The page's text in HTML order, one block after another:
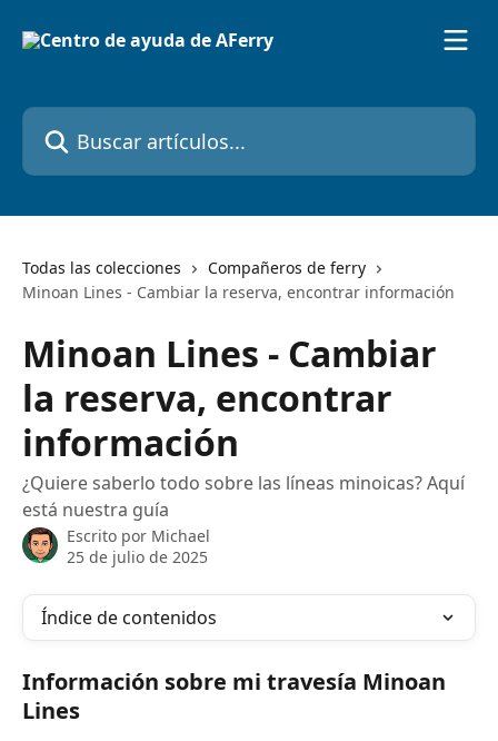
Buscar artículos...
Todas las colecciones
Compañeros de ferry
Minoan Lines - Cambiar la reserva, encontrar información
Minoan Lines - Cambiar
la reserva, encontrar
información
¿Quiere saberlo todo sobre las líneas minoicas? Aquí
está nuestra guía
Escrito por Michael
25 de julio de 2025
Índice de contenidos
Información sobre mi travesía Minoan
Lines